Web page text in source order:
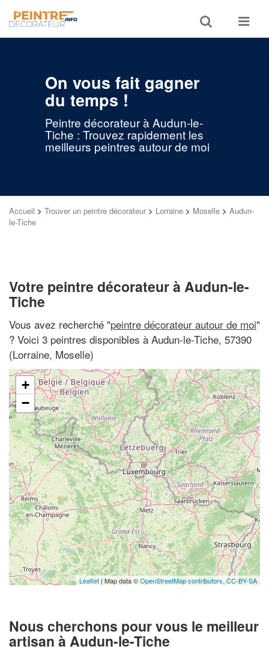
Toggle
search
Toggle
On vous fait gagner
du temps !
Peintre décorateur à Audun-le-
Tiche : Trouvez rapidement les
meilleurs peintres autour de moi
Accueil > Trouver un peintre décorateur > Lorraine > Moselle > Audun-
le-Tiche
Votre peintre décorateur à Audun-le-
Tiche
Vous avez recherché "peintre décorateur autour de moi"
? Voici 3 peintres disponibles à Audun-le-Tiche, 57390
(Lorraine, Moselle)
+
−
Leaflet | Map data ©OpenStreetMap contributors,CC-BY-SA
Nous cherchons pour vous le meilleur
artisan à Audun-le-Tiche